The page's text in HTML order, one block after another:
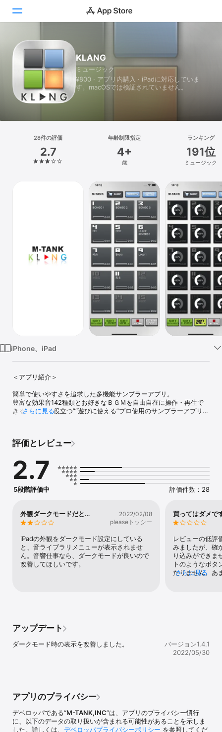
Today
ゲーム
アプリ
検索
プラットフォーム
iPhone
KLANG
ミュージック
¥800 · アプリ内購入 · iPadに対応していま
す。macOSでは検証されていません。
28件の評価
2.7
年齢制限指定
4+
歳
ランキング
191位
ミュージック
iPhone、iPad
＜アプリ紹介＞
簡単で使いやすさを追求した多機能サンプラーアプリ。
豊富な効果音142種類とお好きなＢＧＭを自由自在に操作・再生で
きる、“仕事に役立つ”“遊びに使える”プロ使用のサンプラーアプリで
ゼンテーションなど
学校行事　運動会、学芸会、式典、レクリエーションなど
遊　び　　誕生日、クリスマス、ホームパーティー、宴会など
《主な機能》　操作は簡単、一般の方でも手軽に使用できます
・アプリには、すでに数多くの効果音が用意されています
・アプリ内だけでなく、iTunesからもお好きな音楽、効果音の取
り込みが可能です
・Loop素材に最適なLoop機能があります
・ボリュームは、全体の音量を調整するマスターフェーダーと16
のパットそれぞれ独立した音量調整が付いてます
（同時再生モード時、ＢＧＭ・効果音・ナレーションなど個々
の音量調整に便利です）
効果音の数　なんと142種類
《効果音の一例》
さらに見る
評価とレビュー
2.7
5段階評価中 評価件数：28
外観ダークモードだと…
2022/02/08
pleaseトッシー
iPadの外観をダークモード設定にしている
と、音ライブラリメニューが表示されませ
ん。音響仕事なら、ダークモードが良いので
改善してほしいです。
買ってはダメで
レビューの低評
みましたが、確
り込みができま
トのようなボタ
たりません。あ
さらに見る
アップデート
ダークモード時の表示を改善しました。
バージョン1.4.1
2022/05/30
アプリのプライバシー
デベロッパである“M-TANK,INC”は、アプリのプライバシー慣行
に、以下のデータの取り扱いが含まれる可能性があることを示しま
した。詳しくは、 デベロッパプライバシーポリシー を参照してくだ